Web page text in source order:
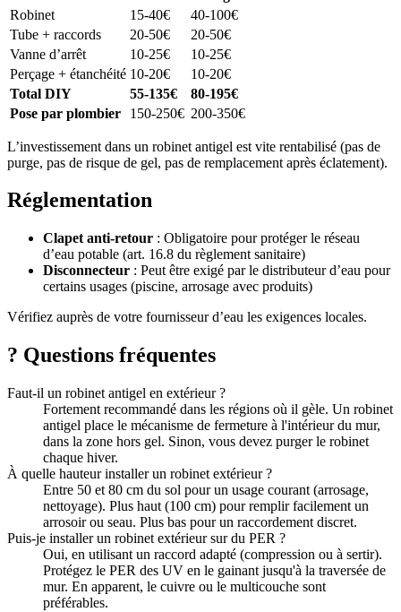
Robinet
15-40€
40-100€
Tube + raccords
20-50€
20-50€
Vanne d’arrêt
10-25€
10-25€
Perçage + étanchéité 10-20€
10-20€
Total DIY
55-135€
80-195€
Pose par plombier
150-250€ 200-350€
L’investissement dans un robinet antigel est vite rentabilisé (pas de
purge, pas de risque de gel, pas de remplacement après éclatement).
Réglementation
Clapet anti-retour : Obligatoire pour protéger le réseau
d’eau potable (art. 16.8 du règlement sanitaire)
Disconnecteur : Peut être exigé par le distributeur d’eau pour
certains usages (piscine, arrosage avec produits)
Vérifiez auprès de votre fournisseur d’eau les exigences locales.
? Questions fréquentes
Faut-il un robinet antigel en extérieur ?
Fortement recommandé dans les régions où il gèle. Un robinet
antigel place le mécanisme de fermeture à l'intérieur du mur,
dans la zone hors gel. Sinon, vous devez purger le robinet
chaque hiver.
À quelle hauteur installer un robinet extérieur ?
Entre 50 et 80 cm du sol pour un usage courant (arrosage,
nettoyage). Plus haut (100 cm) pour remplir facilement un
arrosoir ou seau. Plus bas pour un raccordement discret.
Puis-je installer un robinet extérieur sur du PER ?
Oui, en utilisant un raccord adapté (compression ou à sertir).
Protégez le PER des UV en le gainant jusqu'à la traversée de
mur. En apparent, le cuivre ou le multicouche sont
préférables.